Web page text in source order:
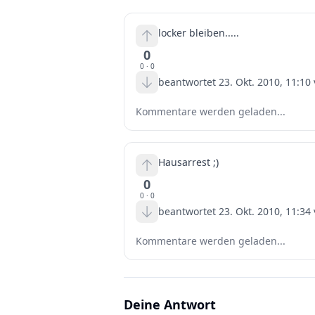
0
0· 0
locker bleiben.....
beantwortet 23. Okt. 2010, 11:10
Kommentare werden geladen...
0
0· 0
Hausarrest ;)
beantwortet 23. Okt. 2010, 11:34
Kommentare werden geladen...
Deine Antwort